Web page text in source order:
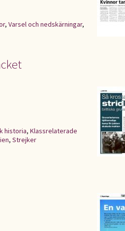
, Varsel och nedskärningar,
historia, Klassrelaterade
, Strejker